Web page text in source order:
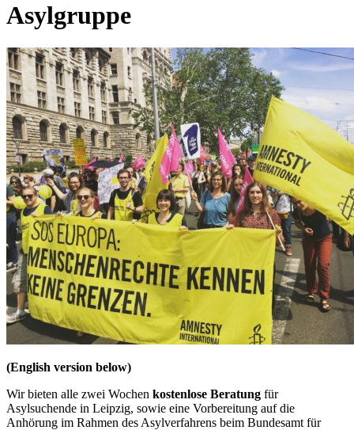
Asylgruppe
(English version below)
Wir bieten alle zwei Wochen kostenlose Beratung für
Asylsuchende in Leipzig, sowie eine Vorbereitung auf die
Anhörung im Rahmen des Asylverfahrens beim Bundesamt für